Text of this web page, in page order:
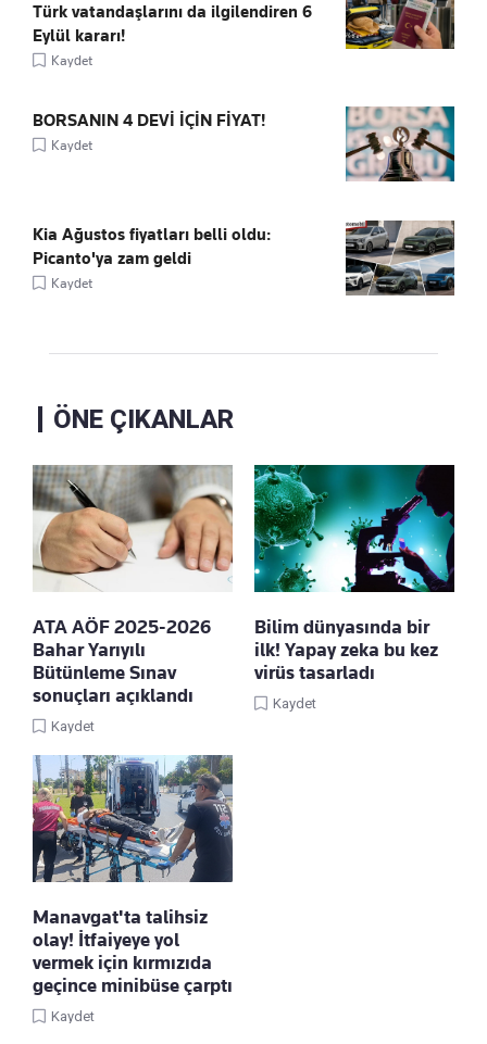
Türk vatandaşlarını da ilgilendiren 6
Eylül kararı!
Kaydet
BORSANIN 4 DEVİ İÇİN FİYAT!
Kaydet
Kia Ağustos fiyatları belli oldu:
Picanto'ya zam geldi
Kaydet
ÖNE ÇIKANLAR
ATA AÖF 2025-2026
Bahar Yarıyılı
Bütünleme Sınav
sonuçları açıklandı
Kaydet
Bilim dünyasında bir
ilk! Yapay zeka bu kez
virüs tasarladı
Kaydet
Manavgat'ta talihsiz
olay! İtfaiyeye yol
vermek için kırmızıda
geçince minibüse çarptı
Kaydet